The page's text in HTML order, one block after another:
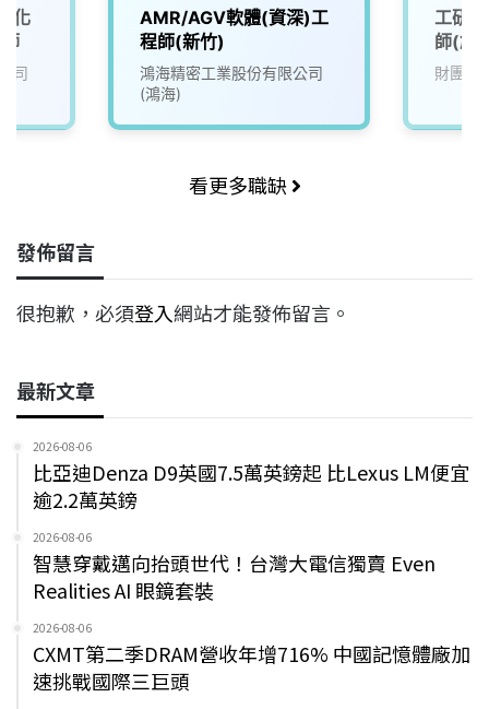
化
司
AMR/AGV軟體(資深)工
程師(新竹)
鴻海精密工業股份有限公司
(鴻海)
工研
師(創
財團法
看更多職缺
發佈留言
很抱歉，必須登入網站才能發佈留言。
最新文章
2026-08-06
比亞迪Denza D9英國7.5萬英鎊起 比Lexus LM便宜
逾2.2萬英鎊
2026-08-06
智慧穿戴邁向抬頭世代！台灣大電信獨賣 Even
Realities AI 眼鏡套裝
2026-08-06
CXMT第二季DRAM營收年增716% 中國記憶體廠加
速挑戰國際三巨頭